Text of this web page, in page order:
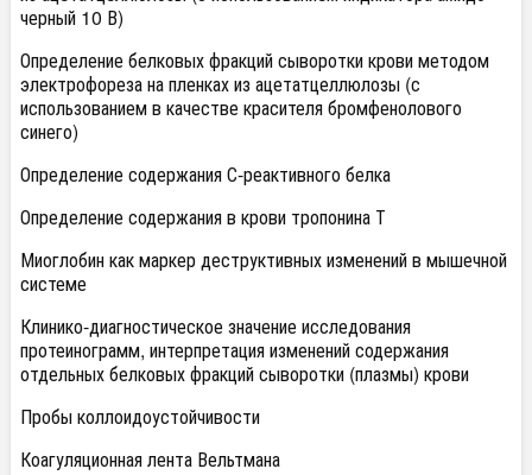
черный 10 В)
Определение белковых фракций сыворотки крови методом
электрофореза на пленках из ацетатцеллюлозы (с
использованием в качестве красителя бромфенолового
синего)
Определение содержания С-реактивного белка
Определение содержания в крови тропонина Т
Миоглобин как маркер деструктивных изменений в мышечной
системе
Клинико-диагностическое значение исследования
протеинограмм, интерпретация изменений содержания
отдельных белковых фракций сыворотки (плазмы) крови
Пробы коллоидоустойчивости
Коагуляционная лента Вельтмана